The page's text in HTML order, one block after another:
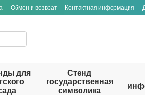
Обмен и возврат Контактная информация
для
Стенд
государственная
символика